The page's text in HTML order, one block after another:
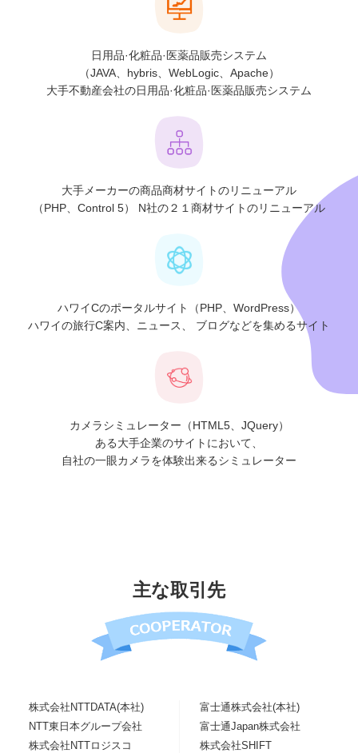
日用品·化粧品·医薬品販売システム
（JAVA、hybris、WebLogic、Apache）
大手不動産会社の日用品·化粧品·医薬品販売システム
大手メーカーの商品商材サイトのリニューアル
（PHP、Control 5）
N社の２１商材サイトのリニューアル
ハワイCのポータルサイト（PHP、WordPress）
ハワイの旅行C案内、ニュース、 ブログなどを集めるサイト
カメラシミュレーター（HTML5、JQuery）
ある大手企業のサイトにおいて、
自社の一眼カメラを体験出来るシミュレーター
主な取引先
株式会社NTTDATA(本社)
NTT東日本グループ会社
株式会社NTTロジスコ
富士通株式会社(本社)
富士通Japan株式会社
株式会社SHIFT